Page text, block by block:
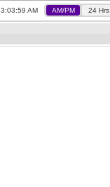
3:04:00 AM AM/PM 24 Hrs